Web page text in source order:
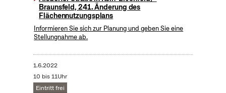
Braunsfeld, 241. Änderung des
Flächennutzungsplans
Informieren Sie sich zur Planung und geben Sie eine
Stellungnahme ab.
1.6.2022
10 bis 11Uhr
Eintritt frei